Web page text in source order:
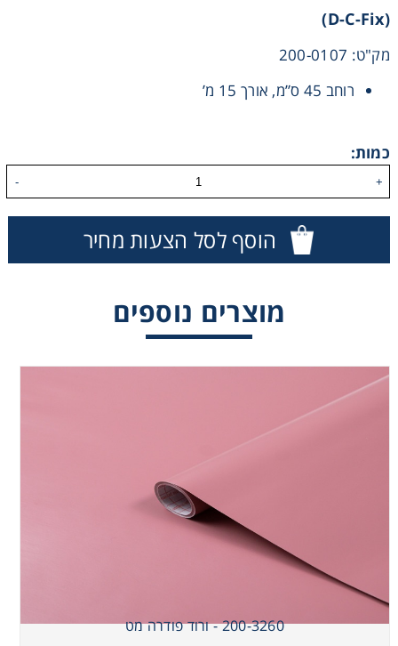
(D-C-Fix)
מק"ט: 200-0107
רוחב 45 ס”מ, אורך 15 מ’
כמות:
+
-
הוסף לסל הצעות מחיר
מוצרים נוספים
200-3260 - ורוד פודרה מט
מעונין לקבל הצעת מחיר או מידע עבור:
חומרי גלם לשילוט